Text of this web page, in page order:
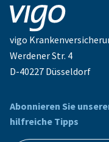
vigo
Werdener Str. 4
D-40227 Düsseldorf
Abonnieren Sie
hilfreiche Tipps